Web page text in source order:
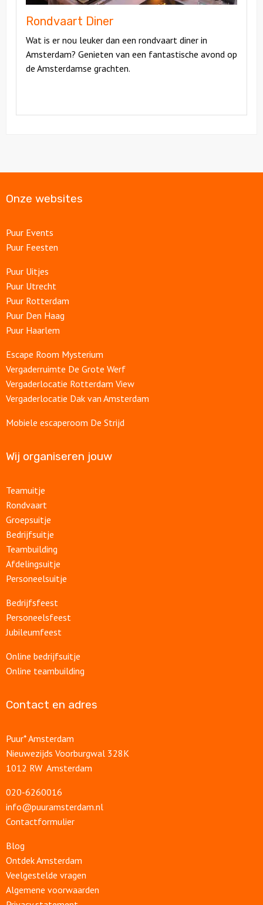
Rondvaart Diner
Wat is er nou leuker dan een rondvaart diner in
Amsterdam? Genieten van een fantastische avond op
de Amsterdamse grachten.
Onze websites
Puur Events
Puur Feesten
Puur Uitjes
Puur Utrecht
Puur Rotterdam
Puur Den Haag
Puur Haarlem
Escape Room Mysterium
Vergaderruimte De Grote Werf
Vergaderlocatie Rotterdam View
Vergaderlocatie Dak van Amsterdam
Mobiele escaperoom De Strijd
Wij organiseren jouw
Teamuitje
Rondvaart
Groepsuitje
Bedrijfsuitje
Teambuilding
Afdelingsuitje
Personeelsuitje
Bedrijfsfeest
Personeelsfeest
Jubileumfeest
Online bedrijfsuitje
Online teambuilding
Contact en adres
Puur* Amsterdam
Nieuwezijds Voorburgwal 328K
1012 RW Amsterdam
020-6260016
info@puuramsterdam.nl
Contactformulier
Blog
Ontdek Amsterdam
Veelgestelde vragen
Algemene voorwaarden